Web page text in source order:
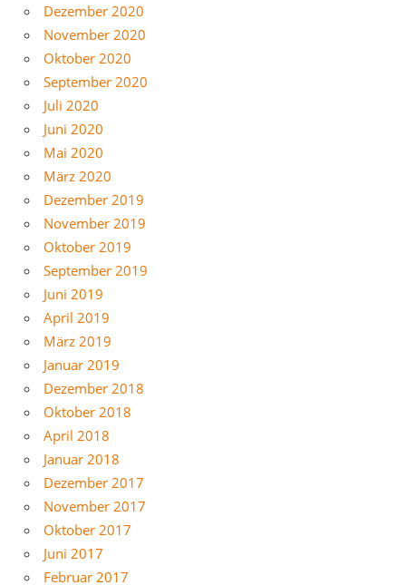
Dezember 2020
November 2020
Oktober 2020
September 2020
Juli 2020
Juni 2020
Mai 2020
März 2020
Dezember 2019
November 2019
Oktober 2019
September 2019
Juni 2019
April 2019
März 2019
Januar 2019
Dezember 2018
Oktober 2018
April 2018
Januar 2018
Dezember 2017
November 2017
Oktober 2017
Juni 2017
Februar 2017